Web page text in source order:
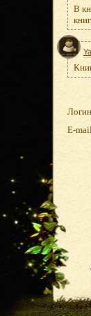
В
E-